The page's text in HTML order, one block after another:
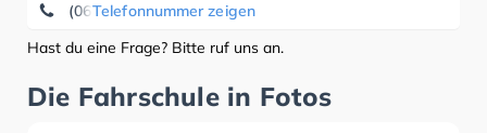
Telefonnummer zeigen
(06643) 71 47
Hast du eine Frage? Bitte ruf uns an.
Die Fahrschule in Fotos